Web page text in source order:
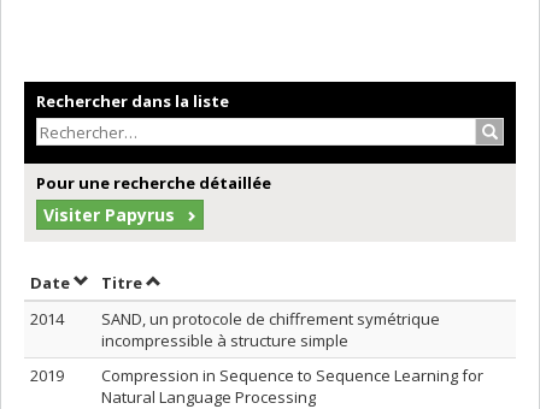
Rechercher dans la liste
Pour une recherche détaillée
Visiter Papyrus
DateTrier par date en ordre décroissant
TitreTrier par titre en ordre décroissant
2014
SAND, un protocole de chiffrement symétrique
incompressible à structure simple
2019
Compression in Sequence to Sequence Learning for
Natural Language Processing